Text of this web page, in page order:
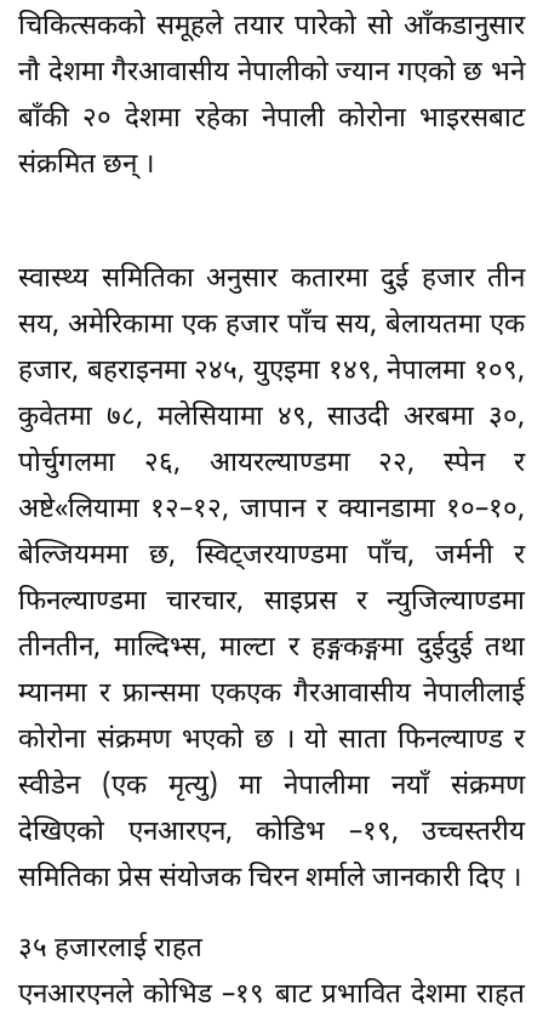
चिकित्सकको समूहले तयार पारेको सो आँकडानुसार
नौ देशमा गैरआवासीय नेपालीको ज्यान गएको छ भने
बाँकी २० देशमा रहेका नेपाली कोरोना भाइरसबाट
संक्रमित छन् ।
स्वास्थ्य समितिका अनुसार कतारमा दुई हजार तीन
सय, अमेरिकामा एक हजार पाँच सय, बेलायतमा एक
हजार, बहराइनमा २४५, युएइमा १४९, नेपालमा १०९,
कुवेतमा ७८, मलेसियामा ४९, साउदी अरबमा ३०,
पोर्चुगलमा २६, आयरल्याण्डमा २२, स्पेन र
अष्टे«लियामा १२–१२, जापान र क्यानडामा १०–१०,
बेल्जियममा छ, स्विट्जरयाण्डमा पाँच, जर्मनी र
फिनल्याण्डमा चारचार, साइप्रस र न्युजिल्याण्डमा
तीनतीन, माल्दिभ्स, माल्टा र हङ्गकङ्गमा दुईदुई तथा
म्यानमा र फ्रान्समा एकएक गैरआवासीय नेपालीलाई
कोरोना संक्रमण भएको छ । यो साता फिनल्याण्ड र
स्वीडेन (एक मृत्यु) मा नेपालीमा नयाँ संक्रमण
देखिएको एनआरएन, कोडिभ –१९, उच्चस्तरीय
समितिका प्रेस संयोजक चिरन शर्माले जानकारी दिए ।
३५ हजारलाई राहत
एनआरएनले कोभिड –१९ बाट प्रभावित देशमा राहत